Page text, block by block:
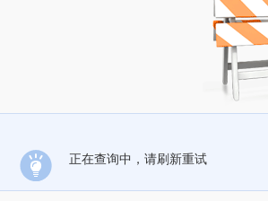
正在查询中，请刷新重试